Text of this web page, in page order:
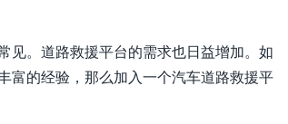
见。道路救援平台的需求也日益增加。如
富的经验，那么加入一个汽车道路救援平